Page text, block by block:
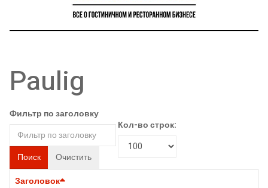
Paulig
Фильтр по заголовку
Поиск Очистить
Кол-во строк:
Заголовок